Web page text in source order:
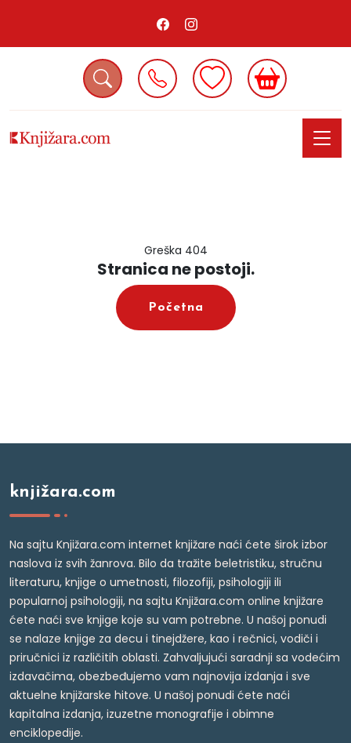
Greška 404
Stranica ne postoji.
Početna
knjižara.com
Na sajtu Knjižara.com internet knjižare naći ćete širok izbor
naslova iz svih žanrova. Bilo da tražite beletristiku, stručnu
literaturu, knjige o umetnosti, filozofiji, psihologiji ili
popularnoj psihologiji, na sajtu Knjižara.com online knjižare
ćete naći sve knjige koje su vam potrebne. U našoj ponudi
se nalaze knjige za decu i tinejdžere, kao i rečnici, vodiči i
priručnici iz različitih oblasti. Zahvaljujući saradnji sa vodećim
izdavačima, obezbeđujemo vam najnovija izdanja i sve
aktuelne knjižarske hitove. U našoj ponudi ćete naći
kapitalna izdanja, izuzetne monografije i obimne
enciklopedije.